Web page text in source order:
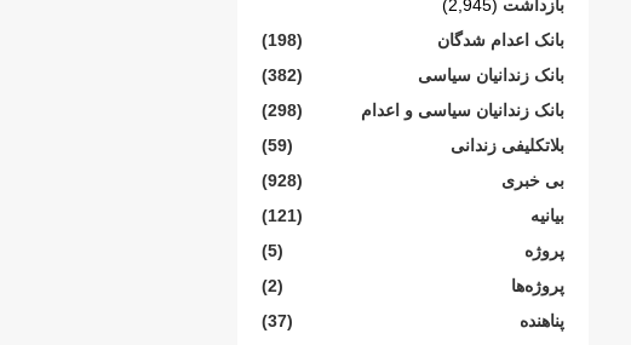
بازداشت (2,945)
بانک اعدام شدگان
(198)
بانک زندانیان سیاسی
(382)
بانک زندانیان سیاسی و اعدام
(298)
بلاتکلیفی زندانی
(59)
بی خبری
(928)
بیانیە
(121)
پروژە
(5)
پروژەها
(2)
پناهنده
(37)